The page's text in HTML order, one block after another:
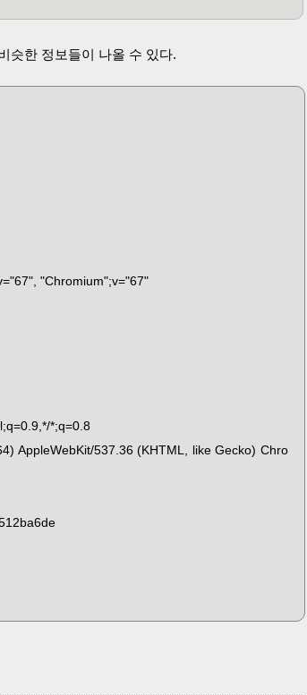
슷한 정보들이 나올 수 있다.
"Chromium";v="67"
*;q=0.8
AppleWebKit/537.36 (KHTML, like Gecko) Chro